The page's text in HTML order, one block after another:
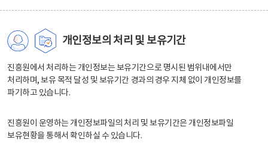
개인정보의 처리 및 보유기간
진흥원에서 처리하는 개인정보는 보유기간으로 명시된 범위내에서만
처리하며, 보유 목적 달성 및 보유기간 경과의 경우 지체 없이 개인정보를
파기하고 있습니다.
진흥원이 운영하는 개인정보파일의 처리 및 보유기간은 개인정보파일
보유현황을 통해서 확인하실 수 있습니다.